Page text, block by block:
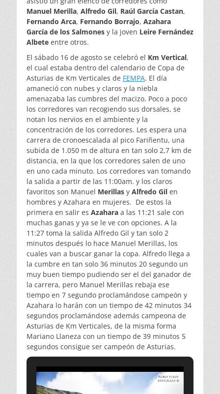
Manuel Merilla, Alfredo Gil, Raúl García Castan,
Fernando Arca, Fernando Borrajo, Azahara
García de los Salmones y la joven Leire Fernández
Albete entre otros.
El sábado 16 de agosto se celebró el Km Vertical,
el cual estaba dentro del calendario de Copa de
Asturias de Km Verticales de FEMPA. El día
amaneció con nubes y claros y la niebla
amenazaba las cumbres del macizo. Poco a poco
los corredores van recogiendo sus dorsales, se
notan los nervios en el ambiente y la
concentración de los corredores. Les espera una
carrera de cronoescalada al pico Fariñentu, una
subida de 1.050 m de altura en tan solo 2,7 km de
distancia, en la que los corredores salen de uno
en uno cada minuto. Los corredores van tomando
la salida a partir de las 11:00am. y los claros
favoritos son Manuel Merillas y Alfredo Gil en
hombres y Azahara en mujeres. De estos la
primera en salir es Azahara a las 11:21 sale con
muchas ganas y ya se le ve con opciones. A la
11:27 toma la salida Alfredo Gil y tan solo 2
minutos después lo hace Manuel Merillas, los
cuales van a buscar ganar la copa. Alfredo llega a
la cumbre en tan solo 36 minutos 20 segundo un
muy buen tiempo pudiendo ser el del ganador de
la carrera, pero Manuel Merillas rebaja ese
tiempo en 7 segundo proclamándose campeón y
Azahara lo harán con un tiempo de 42 minutos 34
segundos proclamándose además campeona de
Asturias de Km Verticales, de la misma forma
Mariano Llaneza con un tiempo de 39 minutos 5
segundos consigue ser campeón de Asturias.